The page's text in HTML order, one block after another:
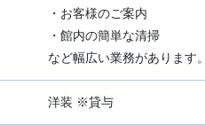
・お客様のご案内
・館内の簡単な清掃
など幅広い業務があります。
洋装 ※貸与